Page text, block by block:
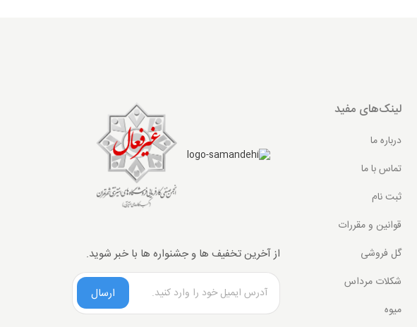
لینک‌های مفید
درباره ما
تماس با ما
ثبت نام
قوانین و مقررات
گل فروشی
شکلات مرداس
میوه
از آخرین تخفیف ها و جشنواره ها با خبر شوید.
ارسال